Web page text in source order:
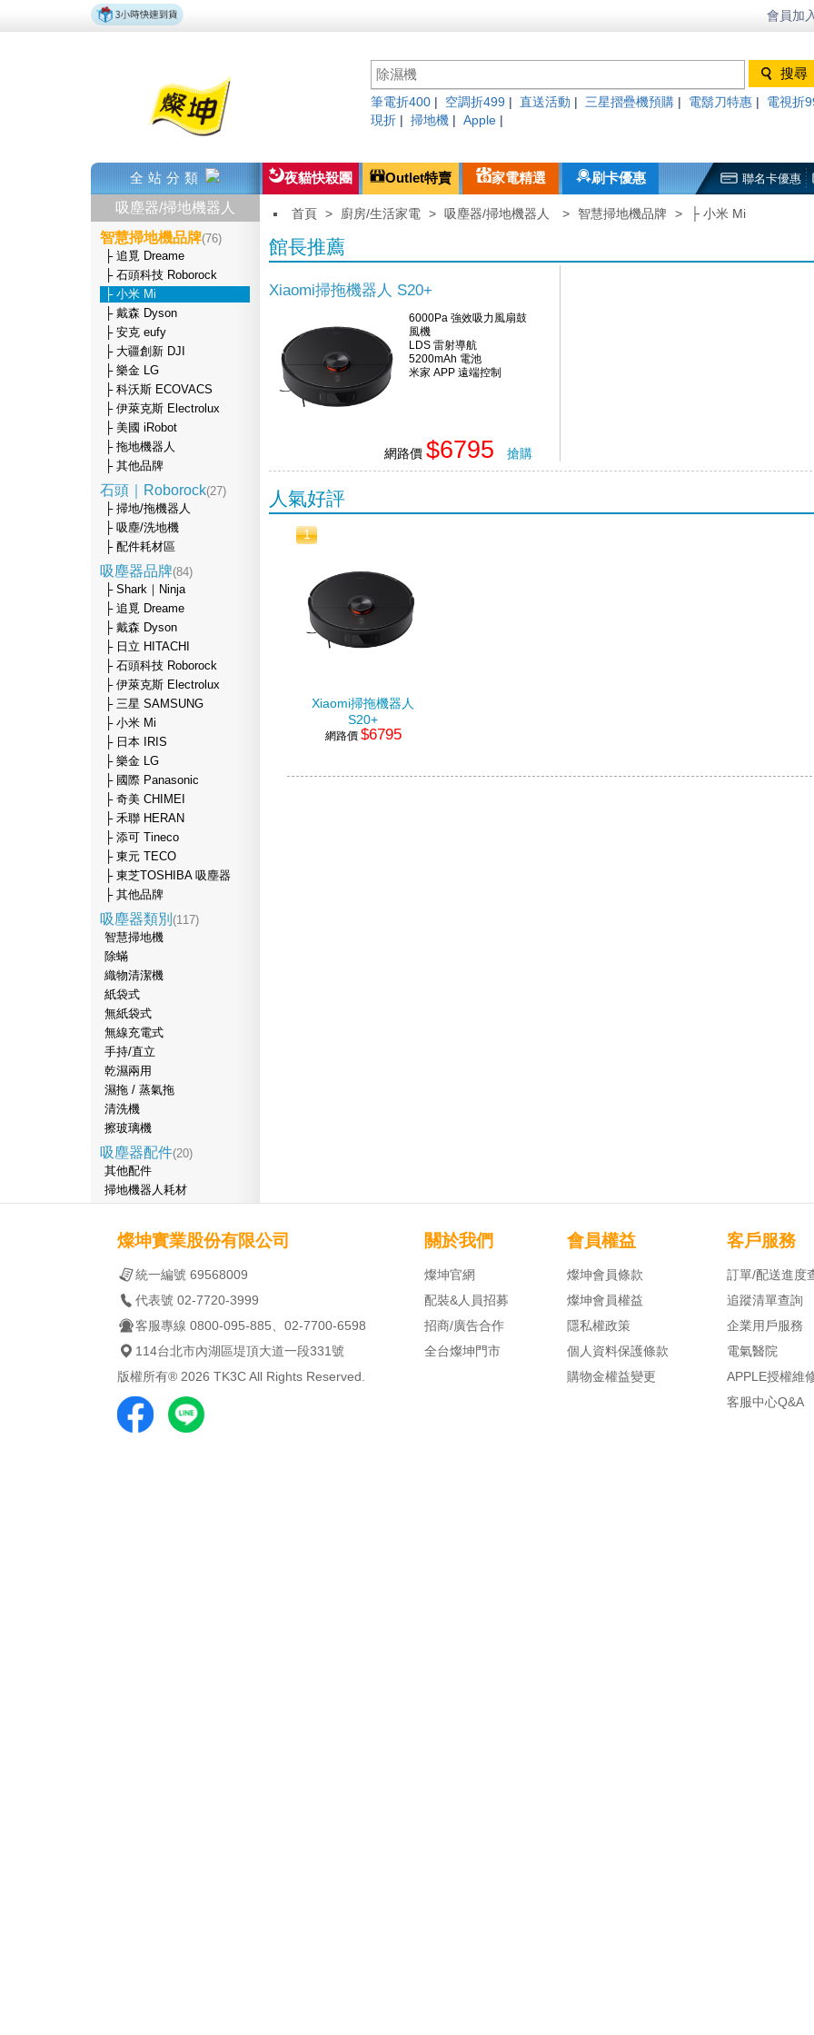
會員加
筆電折400 空調折499 直送活動 三星摺疊機預購 電鬍刀特惠
電視折
現折
掃地機 Apple
全站分類 夜貓快殺團 Outlet特賣 家電精選 刷卡優惠 聯名卡優惠
吸塵器/掃地機器人
智慧掃地機品牌(76)
├ 追覓 Dreame
├ 石頭科技 Roborock
├ 小米 Mi
├ 戴森 Dyson
├ 安克 eufy
├ 大疆創新 DJI
├ 樂金 LG
├ 科沃斯 ECOVACS
├ 伊萊克斯 Electrolux
├ 美國 iRobot
├ 拖地機器人
├ 其他品牌
石頭｜Roborock(27)
├ 掃地/拖機器人
├ 吸塵/洗地機
├ 配件耗材區
吸塵器品牌(84)
├ Shark｜Ninja
├ 追覓 Dreame
├ 戴森 Dyson
├ 日立 HITACHI
├ 石頭科技 Roborock
├ 伊萊克斯 Electrolux
├ 三星 SAMSUNG
├ 小米 Mi
├ 日本 IRIS
├ 樂金 LG
├ 國際 Panasonic
├ 奇美 CHIMEI
├ 禾聯 HERAN
├ 添可 Tineco
├ 東元 TECO
├ 東芝TOSHIBA 吸塵器
├ 其他品牌
吸塵器類別 (117)
智慧掃地機
除蟎
織物清潔機
紙袋式
無紙袋式
無線充電式
手持/直立
乾濕兩用
濕拖 / 蒸氣拖
清洗機
擦玻璃機
吸塵器配件(20)
其他配件
掃地機器人耗材
首頁 > 廚房/生活家電 > 吸塵器/掃地機器人 > 智慧掃地機品牌 > ├ 小米 Mi
館長推薦
Xiaomi掃拖機器人 S20+
6000Pa 強效吸力風扇鼓
風機
LDS 雷射導航
5200mAh 電池
米家 APP 遠端控制
網路價 $6795 搶購
人氣好評
1
Xiaomi掃拖機器人
S20+
網路價 $6795